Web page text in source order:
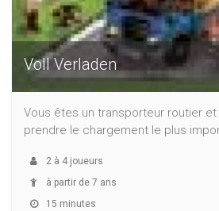
Voll Verladen
Vous êtes un transporteur routier
prendre le chargement le plus
2 à 4 joueurs
à partir de 7 ans
15 minutes